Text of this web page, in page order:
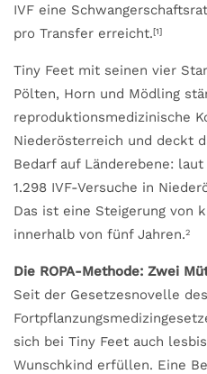
IVF eine
pro Transfer erreicht.[1]
Tiny Feet mit seinen vier
Pölten, Horn und Mödling
reproduktionsmedizinische
Niederösterreich und deckt
Bedarf auf Länderebene:
1.298 IVF-Versuche in
Das ist eine Steigerung von
innerhalb von fünf Jahren.2
Die ROPA-Methode: Zwei
Seit der Gesetzesnovelle des
sich bei Tiny Feet auch
Wunschkind erfüllen. Eine